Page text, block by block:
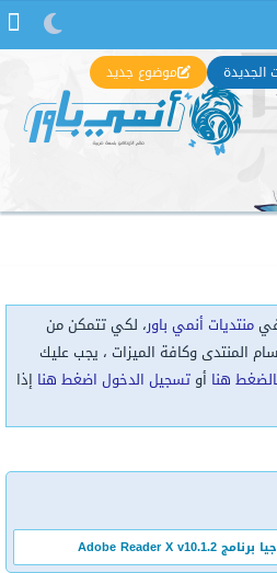
الجديدة موضوع جديد
فيمنتديات أنمي باور، لكي تتمكن من
المنتدى وكافة الميزات ، يجب عليك
هنا أوتسجيل الدخول اضغط هنا إذا
برنامج Adobe Reader X v10.1.2